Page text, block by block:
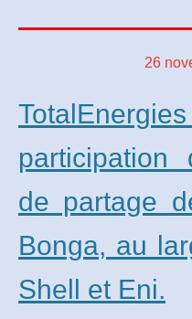
26
de partage
Bonga, au
Shell et Eni.